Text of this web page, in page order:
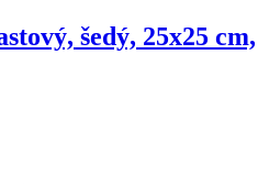
šedý, 25x25 cm,